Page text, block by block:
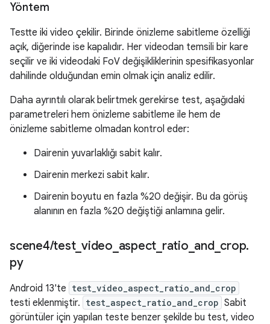
Yöntem
Testte iki video çekilir. Birinde önizleme sabitleme özelliği
açık, diğerinde ise kapalıdır. Her videodan temsili bir kare
seçilir ve iki videodaki FoV değişikliklerinin spesifikasyonlar
dahilinde olduğundan emin olmak için analiz edilir.
Daha ayrıntılı olarak belirtmek gerekirse test, aşağıdaki
parametreleri hem önizleme sabitleme ile hem de
önizleme sabitleme olmadan kontrol eder:
Dairenin yuvarlaklığı sabit kalır.
Dairenin merkezi sabit kalır.
Dairenin boyutu en fazla %20 değişir. Bu da görüş
alanının en fazla %20 değiştiği anlamına gelir.
scene4/test_ video aspect ratio and_ crop.
py
Android 13'te test_video_aspect_ratio_and_crop
testi eklenmiştir. test_aspect_ratio_and_crop Sabit
görüntüler için yapılan teste benzer şekilde bu test, video